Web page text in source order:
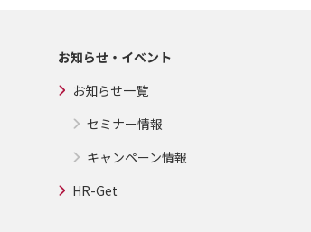
お知らせ・イベント
お知らせ一覧
セミナー情報
キャンペーン情報
HR-Get